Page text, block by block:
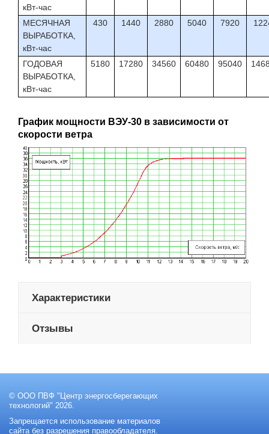
кВт-час
МЕСЯЧНАЯ
ВЫРАБОТКА,
кВт-час
430 1440 2880 5040 7920
ГОДОВАЯ
ВЫРАБОТКА,
кВт-час
5180 17280 34560 60480 95040
График мощности ВЭУ-30 в зависимости от
скорости ветра
Характеристики
Отзывы
© ООО ПВФ "Центр энергосберегающих
технологий" 2026.
Запрещается использование материалов
сайта без разрешения правообладателя.